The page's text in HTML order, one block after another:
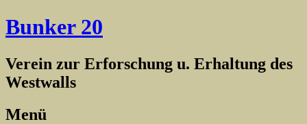
Bunker 20
Verein zur Erforschung u. Erhaltung des
Westwalls
Menü